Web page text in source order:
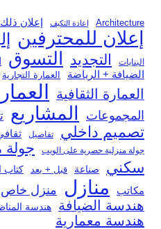
Architecture إعادة التكيف إعلان
إعلان للمحترفين
البنايات التجديد التسوق
الضيافة + الرياضة العمارة التجارية
العمارة الثقافية
المجموعات المشاريع
تصميم داخلي تفاصيل
جولة منزلية حصرية على الويب جولة
سكني صناعة قبل + بعد كتاب
مكاتب منازل منزل خاص
هندسة الضيافة هندسة
هندسة معمارية